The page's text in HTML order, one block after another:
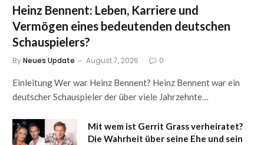
Heinz Bennent: Leben, Karriere und
Vermögen eines bedeutenden deutschen
Schauspielers?
ByNeues Update August 7, 2026 0
Einleitung Wer war Heinz Bennent? Heinz Bennent war ein
deutscher Schauspieler der über viele Jahrzehnte…
Mit wem ist Gerrit Grass verheiratet?
Die Wahrheit über seine Ehe und sein